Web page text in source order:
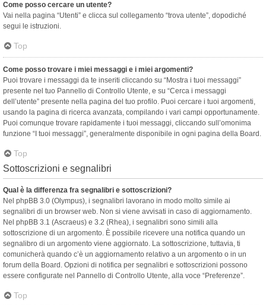
Come posso cercare un utente?
Vai nella pagina “Utenti” e clicca sul collegamento “trova utente”, dopodiché
segui le istruzioni.
Top
Come posso trovare i miei messaggi e i miei argomenti?
Puoi trovare i messaggi da te inseriti cliccando su “Mostra i tuoi messaggi”
presente nel tuo Pannello di Controllo Utente, e su “Cerca i messaggi
dell’utente” presente nella pagina del tuo profilo. Puoi cercare i tuoi argomenti,
usando la pagina di ricerca avanzata, compilando i vari campi opportunamente.
Puoi comunque trovare rapidamente i tuoi messaggi, cliccando sull’omonima
funzione “I tuoi messaggi”, generalmente disponibile in ogni pagina della Board.
Top
Sottoscrizioni e segnalibri
Qual è la differenza fra segnalibri e sottoscrizioni?
Nel phpBB 3.0 (Olympus), i segnalibri lavorano in modo molto simile ai
segnalibri di un browser web. Non si viene avvisati in caso di aggiornamento.
Nel phpBB 3.1 (Ascraeus) e 3.2 (Rhea), i segnalibri sono simili alla
sottoscrizione di un argomento. È possibile ricevere una notifica quando un
segnalibro di un argomento viene aggiornato. La sottoscrizione, tuttavia, ti
comunicherà quando c’è un aggiornamento relativo a un argomento o in un
forum della Board. Opzioni di notifica per segnalibri e sottoscrizioni possono
essere configurate nel Pannello di Controllo Utente, alla voce “Preferenze”.
Top